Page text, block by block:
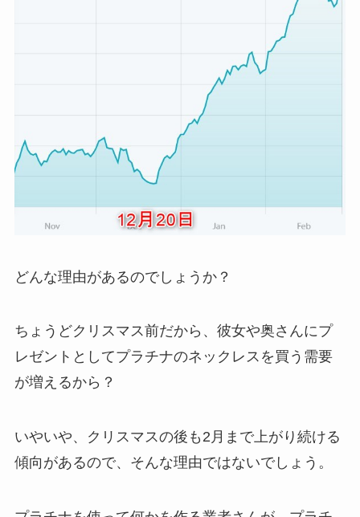
どんな理由があるのでしょうか？
ちょうどクリスマス前だから、彼女や奥さんにプ
レゼントとしてプラチナのネックレスを買う需要
が増えるから？
いやいや、クリスマスの後も2月まで上がり続ける
傾向があるので、そんな理由ではないでしょう。